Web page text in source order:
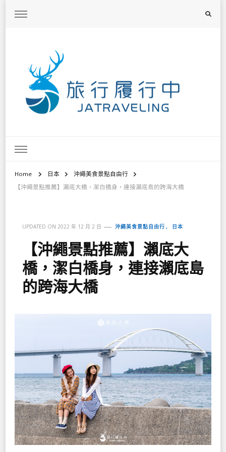
Home 日本
沖繩美食景點自由行
【沖繩景點推薦】瀨底大橋，潔白橋身，連接瀨底島的跨海大橋
UPDATED ON 2022 年 12 月 2 日 沖繩美食景點自由行 日本
【沖繩景點推薦】瀨底大
橋，潔白橋身，連接瀨底島
的跨海大橋